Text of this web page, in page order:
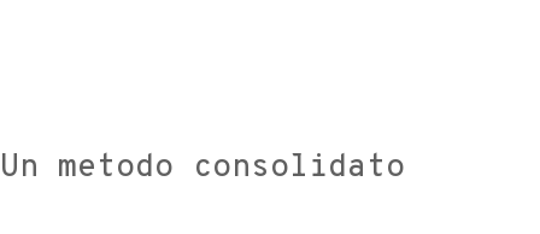
Un metodo consolidato